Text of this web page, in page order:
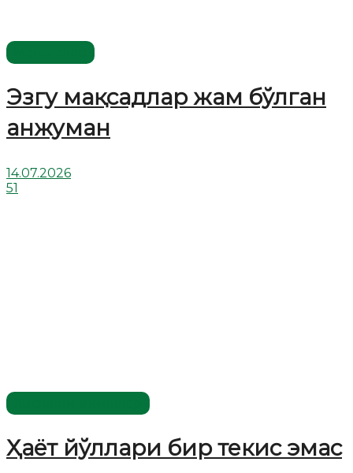
Эзгу мақсадлар жам бўлган
анжуман
14.07.2026
51
Ҳаёт йўллари бир текис эмас